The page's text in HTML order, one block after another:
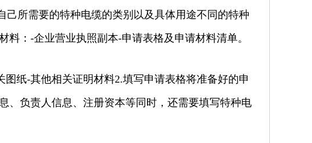
所需要的特种电缆的类别以及具体用途不同的特种
：-企业营业执照副本-申请表格及申请材料清单。
纸-其他相关证明材料2.填写申请表格将准备好的申
、负责人信息、注册资本等同时，还需要填写特种电